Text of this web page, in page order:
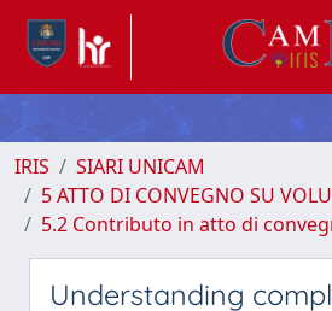
IRIS
SIARI UNICAM
5 ATTO DI CONVEGNO SU
5.2 Contributo in atto di
Understanding